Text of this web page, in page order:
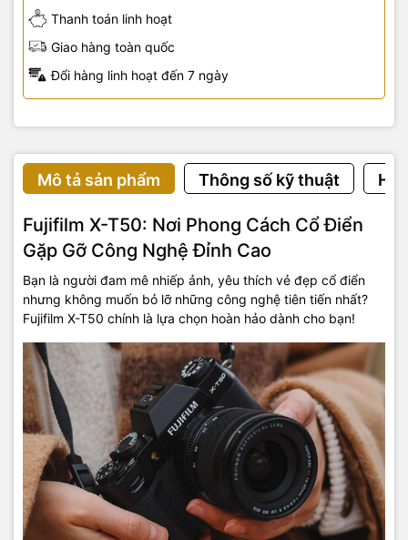
Thanh toán linh hoạt
Giao hàng toàn quốc
Đổi hàng linh hoạt đến 7 ngày
Mô tả sản phẩm Thông số kỹ thuật
Fujifilm X-T50: Nơi Phong Cách Cổ Điển
Gặp Gỡ Công Nghệ Đỉnh Cao
Bạn là người đam mê nhiếp ảnh, yêu thích vẻ đẹp cổ điển
nhưng không muốn bỏ lỡ những công nghệ tiên tiến nhất?
Fujifilm X-T50 chính là lựa chọn hoàn hảo dành cho bạn!